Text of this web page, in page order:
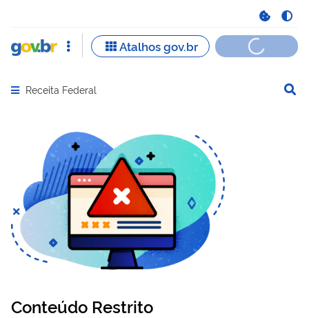
Abrir menu principal de navegação
Receita Federal
Conteúdo Restrito